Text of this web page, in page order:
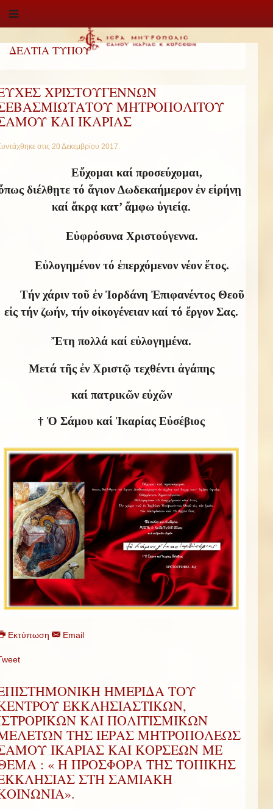
ΔΕΛΤΙΑ ΤΥΠΟΥ
ΧΡΙΣΤΟΥΓΕΝΝΩΝ
ΜΗΤΡΟΠΟΛΙΤΟΥ
ΚΑΙ ΙΚΑΡΙΑΣ
στις 20 Δεκεμβρίου 2017.
Εὔχομαι καί προσεύχομαι,
διέλθῃτε τό ἅγιονΔωδεκαήμερονἐνεἰρήνῃ
καί ἄκρᾳ κατ’ ἄμφω ὑγιείᾳ.
Εὐφρόσυνα Χριστούγεννα.
Εὐλογημένον τό ἐπερχόμενον νέον ἔτος.
Τήν χάριν τοῦ ἐν Ἰορδάνη Ἐπιφανέντος Θεοῦ
εἰς τήν ζωήν, τήν οἰκογένειαν καί τό ἔργον Σας.
Ἔτη πολλά καί εὐλογημένα.
Μετά τῆς ἐν Χριστῷ τεχθέντι ἀγάπης
καί πατρικῶν εὐχῶν
† Ὁ Σάμου καί Ἰκαρίας Εὐσέβιος
Εκτύπωση Email
ΗΜΕΡΙΔΑ ΤΟΥ
ΕΚΚΛΗΣΙΑΣΤΙΚΩΝ,
ΚΑΙ ΠΟΛΙΤΙΣΜΙΚΩΝ
ΤΗΣ ΙΕΡΑΣ ΜΗΤΡΟΠΟΛΕΩΣ
ΙΚΑΡΙΑΣ ΚΑΙ ΚΟΡΣΕΩΝ ΜΕ
: « Η ΠΡΟΣΦΟΡΑ ΤΗΣ ΤΟΠΙΚΗΣ
ΣΤΗ ΣΑΜΙΑΚΗ